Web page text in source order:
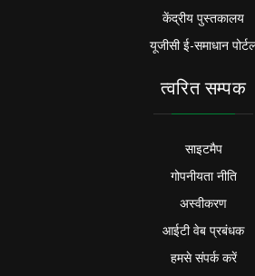
केंद्रीय पुस्तकालय
यूजीसी ई-समाधान
त्वरित सम्पक
साइटमैप
गोपनीयता नीति
अस्वीकरण
आईटी वेब प्रबंधक
हमसे संपर्क करें